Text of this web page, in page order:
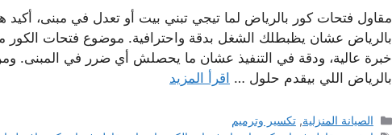
مقاول فتحات كور بالرياض لما تيجي تبني بيت أو تعدل في مبنى،
بالرياض عشان يظبطلك الشغل بدقة واحترافية. موضوع فتحات
خبرة عالية، ودقة في التنفيذ عشان ما يحصلش أي ضرر في المبنى.
بالرياض اللي بيقدم حلول … اقرأ المزيد
التصنيفات
الصيانة المنزلية,تكسير وترميم